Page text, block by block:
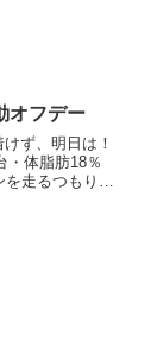
オフデー
ず、明日は！
・体脂肪18％
走るつもりで